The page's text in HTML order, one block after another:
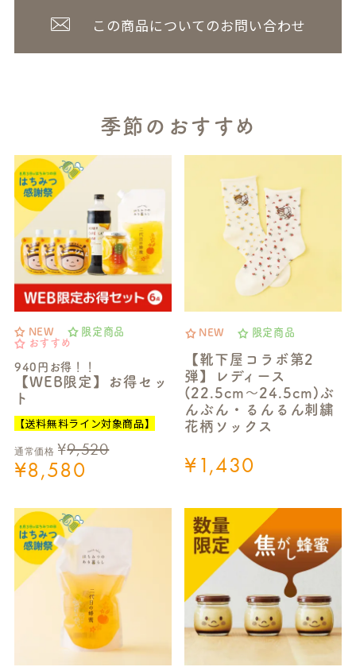
この商品についてのお問い合わせ
季節のおすすめ
NEW
限定商品
おすすめ
940円お得！！
【WEB限定】お得セッ
ト
【送料無料ライン対象商品】
通常価格 ¥9,520
¥8,580
NEW 限定商品
【靴下屋コラボ第2
弾】レディース
(22.5cm～24.5cm)ぶ
んぶん・るんるん刺繍
花柄ソックス
¥1,430